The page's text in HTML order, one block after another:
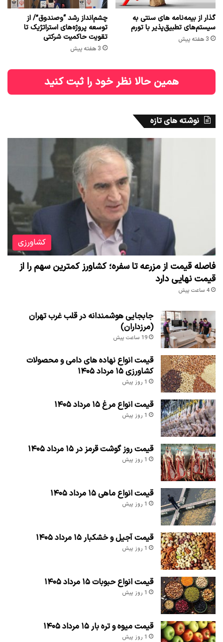
گذار از بیمه‌نامه های سنتی به
سیستم‌های تطبیق‌پذیر با تورم
3 هفته پیش
چشم‌انداز رشد “وصندوق”/ از
توسعه پروژه‌های استراتژیک تا
تقویت حاکمیت شرکتی
3 هفته پیش
همین حالا نظر خود را ثبت کنید
نوشته های تازه
کشاورزی
فاصله قیمت از مزرعه تا سفره؛ کشاورز کمترین سهم را از
قیمت نهایی دارد
4 ساعت پیش
جابجایی هوشمندانه در قلب غرب تهران
(مرزداران)
19 ساعت پیش
قیمت انواع نهاده های دامی و محصولات
کشاورزی ۱۵ مرداد ۱۴۰۵
1 روز پیش
قیمت انواع مرغ ۱۵ مرداد ۱۴۰۵
1 روز پیش
قیمت روز گوشت قرمز در ۱۵ مرداد ۱۴۰۵
1 روز پیش
قیمت انواع ماهی ۱۵ مرداد ۱۴۰۵
1 روز پیش
قیمت آجیل و خشکبار ۱۵ مرداد ۱۴۰۵
1 روز پیش
قیمت انواع حبوبات ۱۵ مرداد ۱۴۰۵
1 روز پیش
قیمت میوه و تره بار ۱۵ مرداد ۱۴۰۵
1 روز پیش